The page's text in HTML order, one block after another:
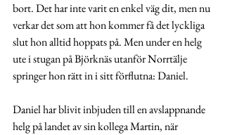
bort. Det har inte varit en enkel väg dit, men nu
verkar det som att hon kommer få det lyckliga
slut hon alltid hoppats på. Men under en helg
ute i stugan på Björknäs utanför Norrtälje
springer hon rätt in i sitt förflutna: Daniel.
Daniel har blivit inbjuden till en avslappnande
helg på landet av sin kollega Martin, när